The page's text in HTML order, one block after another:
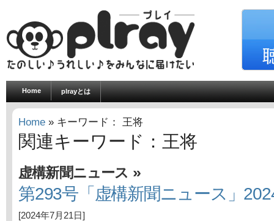
Home plrayとは
Home » キーワード： 王将
関連キーワード：王将
虚構新聞ニュース »
第293号「虚構新聞ニュース」
[2024年7月21日]